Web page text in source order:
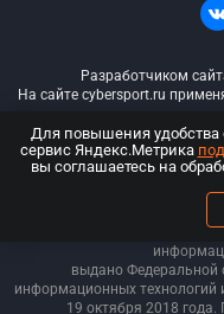
Разработчиком
На сайте cybersport.ru
© ООО
ООО «Киберспорт.ру».
выдано Федеральной
информационных
19 октября 2018
Для повышения
сервис Яндекс.Метрика
вы соглашаетесь на